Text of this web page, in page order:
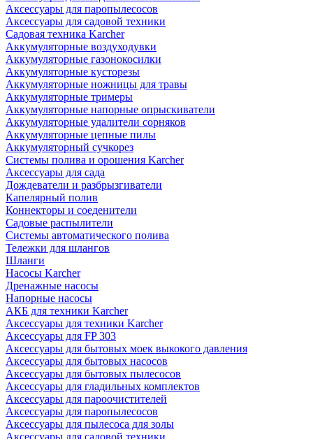
Аксессуары для паропылесосов
Аксессуары для садовой техники
Садовая техника Karcher
Аккумуляторные воздуходувки
Аккумуляторные газонокосилки
Аккумуляторные кусторезы
Аккумуляторные ножницы для травы
Аккумуляторные тримеры
Аккумуляторные напорные опрыскиватели
Аккумуляторные удалители сорняков
Аккумуляторные цепные пилы
Аккумуляторный сучкорез
Системы полива и орошения Karcher
Аксессуары для сада
Дождеватели и разбрызгиватели
Капелярный полив
Коннекторы и соеденители
Садовые распылители
Системы автоматического полива
Тележки для шлангов
Шланги
Насосы Karcher
Дренажные насосы
Напорные насосы
АКБ для техники Karcher
Аксессуары для техники Karcher
Аксессуары для FP 303
Аксессуары для бытовых моек выкокого давления
Аксессуары для бытовых насосов
Аксессуары для бытовых пылесосов
Аксессуары для гладильных комплектов
Аксессуары для пароочистителей
Аксессуары для паропылесосов
Аксессуары для пылесоса для золы
Аксессуары для садовой техники